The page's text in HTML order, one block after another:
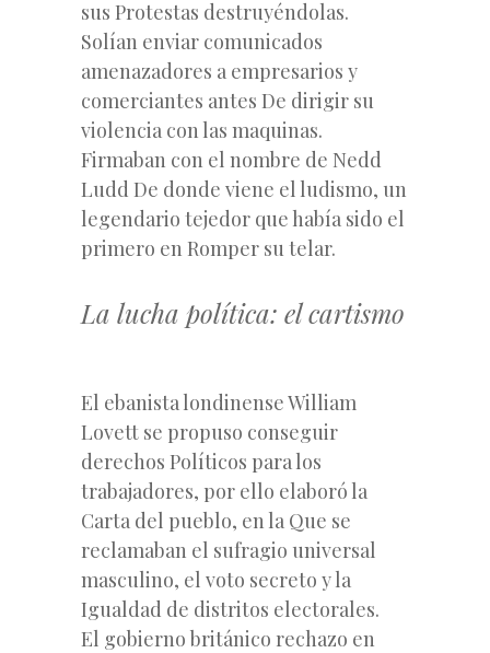
sus Protestas destruyéndolas.
Solían enviar comunicados
amenazadores a empresarios y
comerciantes antes De dirigir su
violencia con las maquinas.
Firmaban con el nombre de Nedd
Ludd De donde viene el ludismo, un
legendario tejedor que había sido el
primero en Romper su telar.
La lucha política: el cartismo
El ebanista londinense William
Lovett se propuso conseguir
derechos Políticos para los
trabajadores, por ello elaboró la
Carta del pueblo, en la Que se
reclamaban el sufragio universal
masculino, el voto secreto y la
Igualdad de distritos electorales.
El gobierno británico rechazo en